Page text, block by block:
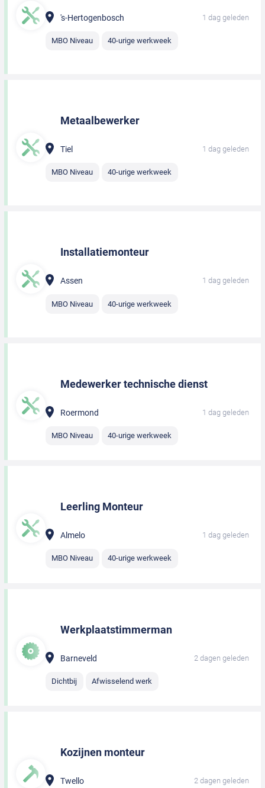
's-Hertogenbosch 1 dag geleden
MBO Niveau 40-urige werkweek
Metaalbewerker
Tiel 1 dag geleden
MBO Niveau 40-urige werkweek
Installatiemonteur
Assen 1 dag geleden
MBO Niveau 40-urige werkweek
Medewerker technische dienst
Roermond 1 dag geleden
MBO Niveau 40-urige werkweek
Leerling Monteur
Almelo 1 dag geleden
MBO Niveau 40-urige werkweek
Werkplaatstimmerman
Barneveld 2 dagen geleden
Dichtbij Afwisselend werk
Kozijnen monteur
Twello 2 dagen geleden